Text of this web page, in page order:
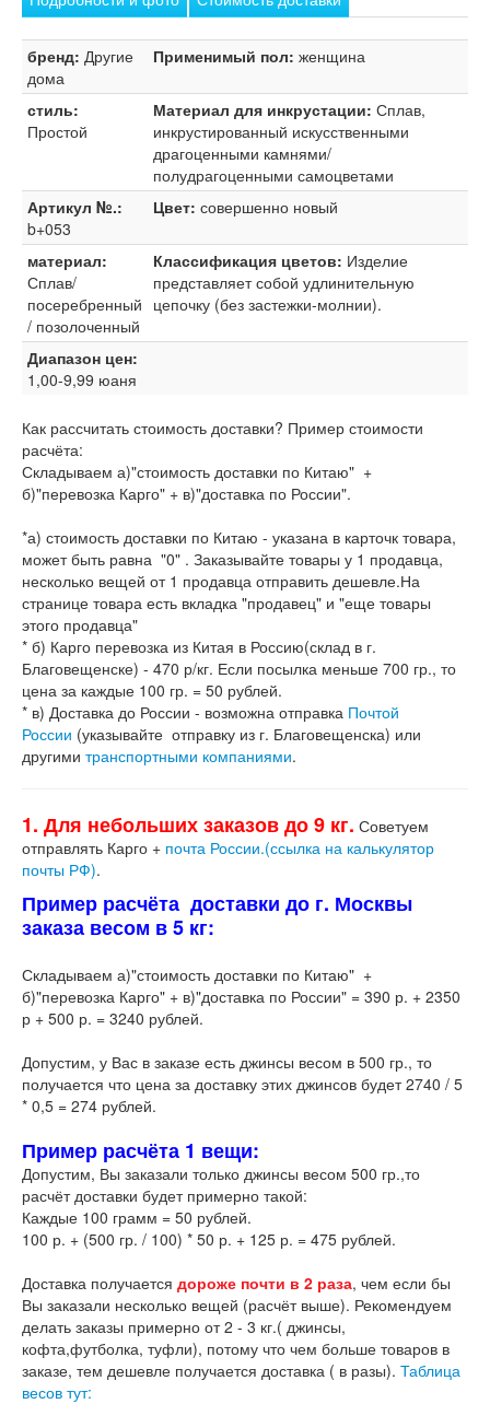
бренд: Другие
дома
Применимый пол: женщина
стиль:
Простой
Материал для инкрустации: Сплав,
инкрустированный искусственными
драгоценными камнями/
полудрагоценными самоцветами
Артикул №.:
b+053
Цвет: совершенно новый
материал:
Сплав/
посеребренный
/ позолоченный
Классификация цветов: Изделие
представляет собой удлинительную
цепочку (без застежки-молнии).
Диапазон цен:
1,00-9,99 юаня
Как рассчитать стоимость доставки? Пример стоимости
расчёта:
Складываем а)"стоимость доставки по Китаю" +
б)"перевозка Карго" + в)"доставка по России".
*а) стоимость доставки по Китаю - указана в карточк товара,
может быть равна "0" . Заказывайте товары у 1 продавца,
несколько вещей от 1 продавца отправить дешевле.На
странице товара есть вкладка "продавец" и "еще товары
этого продавца"
* б) Карго перевозка из Китая в Россию(склад в г.
Благовещенске) - 470 р/кг. Если посылка меньше 700 гр., то
цена за каждые 100 гр. = 50 рублей.
* в) Доставка до России - возможна отправка Почтой
России (указывайте отправку из г. Благовещенска) или
другими транспортными компаниями.
1. Для небольших заказов до 9 кг. Советуем
отправлять Карго + почта России.(ссылка на калькулятор
почты РФ).
Пример расчёта доставки до г. Москвы
заказа весом в 5 кг:
Складываем а)"стоимость доставки по Китаю" +
б)"перевозка Карго" + в)"доставка по России" = 390 р. + 2350
р + 500 р. = 3240 рублей.
Допустим, у Вас в заказе есть джинсы весом в 500 гр., то
получается что цена за доставку этих джинсов будет 2740 / 5
* 0,5 = 274 рублей.
Пример расчёта 1 вещи:
Допустим, Вы заказали только джинсы весом 500 гр.,то
расчёт доставки будет примерно такой:
Каждые 100 грамм = 50 рублей.
100 р. + (500 гр. / 100) * 50 р. + 125 р. = 475 рублей.
Доставка получается дороже почти в 2 раза, чем если бы
Вы заказали несколько вещей (расчёт выше). Рекомендуем
делать заказы примерно от 2 - 3 кг.( джинсы,
кофта,футболка, туфли), потому что чем больше товаров в
заказе, тем дешевле получается доставка ( в разы). Таблица
весов тут: